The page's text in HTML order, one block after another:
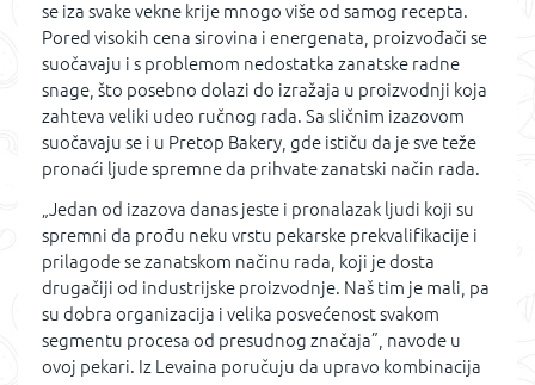
se iza svake vekne krije mnogo više od samog recepta.
Pored visokih cena sirovina i energenata, proizvođači se
suočavaju i s problemom nedostatka zanatske radne
snage, što posebno dolazi do izražaja u proizvodnji koja
zahteva veliki udeo ručnog rada. Sa sličnim izazovom
suočavaju se i u Pretop Bakery, gde ističu da je sve teže
pronaći ljude spremne da prihvate zanatski način rada.
„Jedan od izazova danas jeste i pronalazak ljudi koji su
spremni da prođu neku vrstu pekarske prekvalifikacije i
prilagode se zanatskom načinu rada, koji je dosta
drugačiji od industrijske proizvodnje. Naš tim je mali, pa
su dobra organizacija i velika posvećenost svakom
segmentu procesa od presudnog značaja”, navode u
ovoj pekari. Iz Levaina poručuju da upravo kombinacija